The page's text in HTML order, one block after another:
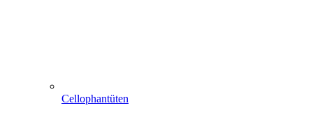
Cellophantüten